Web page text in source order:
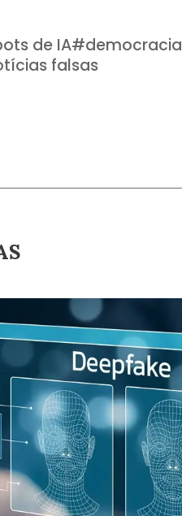
de IA#democracia
falsas